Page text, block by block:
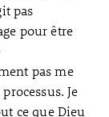
pas
pour être
pas me
Je
ce que Dieu